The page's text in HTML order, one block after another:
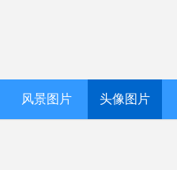
风景图片 头像图片